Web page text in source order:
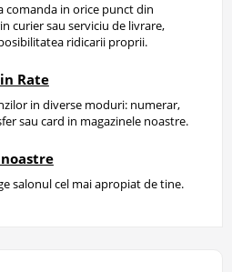
comanda in orice punct din
curier sau serviciu de livrare,
ridicarii proprii.
Rate
in diverse moduri: numerar,
sau card in magazinele noastre.
salonul cel mai apropiat de tine.